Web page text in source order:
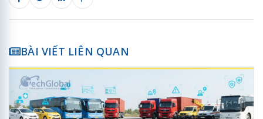
BÀI VIẾT LIÊN QUAN